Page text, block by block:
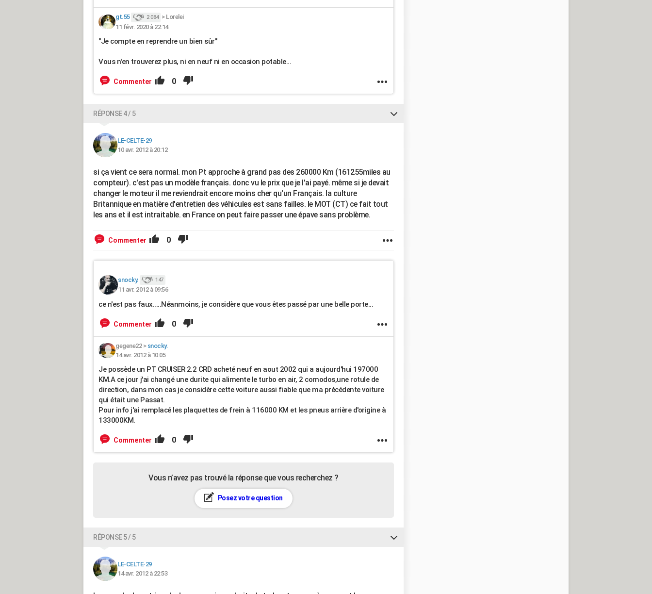
gt.55 2 084 > Lorelei
11 févr. 2020 à 22:14
"Je compte en reprendre un bien sûr"
Vous n'en trouverez plus, ni en neuf ni en occasion potable...
Commenter 0
RÉPONSE 4 / 5
LE-CELTE-29
10 avr. 2012 à 20:12
si ça vient ce sera normal. mon Pt approche à grand pas des 260000 Km (161255miles au
compteur). c'est pas un modèle français. donc vu le prix que je l'ai payé. même si je devait
changer le moteur il me reviendrait encore moins cher qu'un Français. la culture
Britannique en matière d'entretien des véhicules est sans failles. le MOT (CT) ce fait tout
les ans et il est intraitable. en France on peut faire passer une épave sans problème.
Commenter 0
snocky. 147
11 avr. 2012 à 09:56
ce n'est pas faux.....Néanmoins, je considère que vous êtes passé par une belle porte...
Commenter 0
gegene22> snocky.
14 avr. 2012 à 10:05
Je possède un PT CRUISER 2.2 CRD acheté neuf en aout 2002 qui a aujourd'hui 197000
KM.A ce jour j'ai changé une durite qui alimente le turbo en air, 2 comodos,une rotule de
direction, dans mon cas je considère cette voiture aussi fiable que ma précédente voiture
qui était une Passat.
Pour info j'ai remplacé les plaquettes de frein à 116000 KM et les pneus arrière d'origine à
133000KM.
Commenter 0
Vous n’avez pas trouvé la réponse que vous recherchez ?
Posez votre question
RÉPONSE 5 / 5
LE-CELTE-29
14 avr. 2012 à 22:53